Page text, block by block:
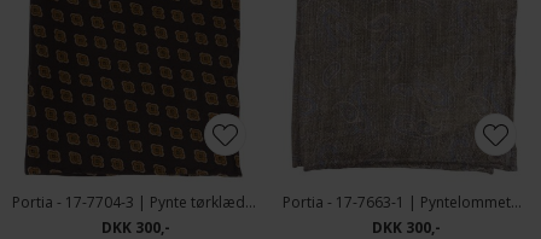
Portia - 17-7704-3 | Pynte tørklæde Brun/orange
DKK 300,-
Portia - 17-7663-1 | Pyntelommetørklæde
DKK 300,-